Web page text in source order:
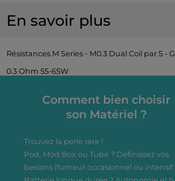
Dosage
En savoir plus
Résistances M Series - M0.3 Dual Coil par 5 -
0.3 Ohm 55-65W
Comment bien choisir
son Matériel ?
Trouvez la perle rare !
Pod, Mod Box ou Tube ? Définissez vos
besoins (fumeur occasionnel ou intensif